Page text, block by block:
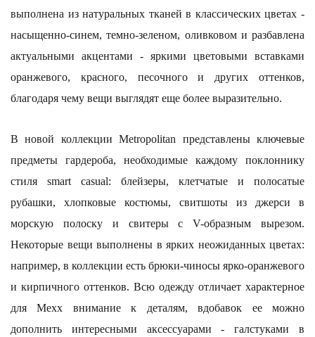
выполнена из натуральных тканей в классических цветах -
насыщенно-синем, темно-зеленом, оливковом и разбавлена
актуальными акцентами - яркими цветовыми вставками
оранжевого, красного, песочного и других оттенков,
благодаря чему вещи выглядят еще более выразительно.
В новой коллекции Metropolitan представлены ключевые
предметы гардероба, необходимые каждому поклоннику
стиля smart casual: блейзеры, клетчатые и полосатые
рубашки, хлопковые костюмы, свитшоты из джерси в
морскую полоску и свитеры с V-образным вырезом.
Некоторые вещи выполнены в ярких неожиданных цветах:
например, в коллекции есть брюки-чиносы ярко-оранжевого
и кирпичного оттенков. Всю одежду отличает характерное
для Mexx внимание к деталям, вдобавок ее можно
дополнить интересными аксессуарами - галстуками в